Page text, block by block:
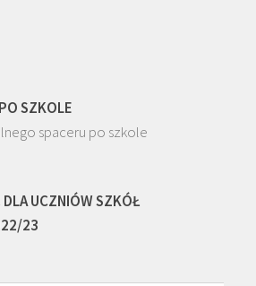
SZKOLE
spaceru po szkole
UCZNIÓW SZKÓŁ
23